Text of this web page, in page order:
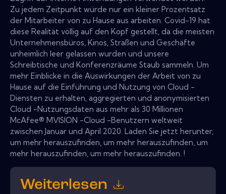
Zu jedem Zeitpunkt würde nur ein kleiner Prozentsatz
der Mitarbeiter von zu Hause aus arbeiten. Covid-19 hat
diese Realität völlig auf den Kopf gestellt, da die meisten
Unternehmensbüros, Kinos, Straßen und Geschäfte
unheimlich leer gelassen wurden und unsere
Schreibtische und Konferenzräume Staub sammeln. Um
mehr Einblicke in die Auswirkungen der Arbeit von zu
Hause auf die Einführung und Nutzung von Cloud -
Diensten zu erhalten, aggregierten und anonymisierten
Cloud -Nutzungsdaten aus mehr als 30 Millionen
McAfee® MVISION -Cloud -Benutzern weltweit
zwischen Januar und April 2020. Laden Sie jetzt herunter,
um mehr herauszufinden, um mehr herauszufinden, um
mehr herauszufinden, um mehr herauszufinden. !
Weiterlesen